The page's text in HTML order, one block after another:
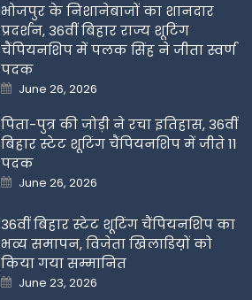
भोजपुर के निशानेबाजों का शानदार
प्रदर्शन, 36वीं बिहार राज्य शूटिंग
चैंपियनशिप में पलक सिंह ने जीता स्वर्ण
पदक
Posted
on
June 26, 2026
पिता-पुत्र की जोड़ी ने रचा इतिहास, 36वीं
बिहार स्टेट शूटिंग चैंपियनशिप में जीते 11
पदक
Posted
on
June 26, 2026
36वीं बिहार स्टेट शूटिंग चैंपियनशिप का
भव्य समापन, विजेता खिलाडिय़ों को
किया गया सम्मानित
Posted
on
June 23, 2026